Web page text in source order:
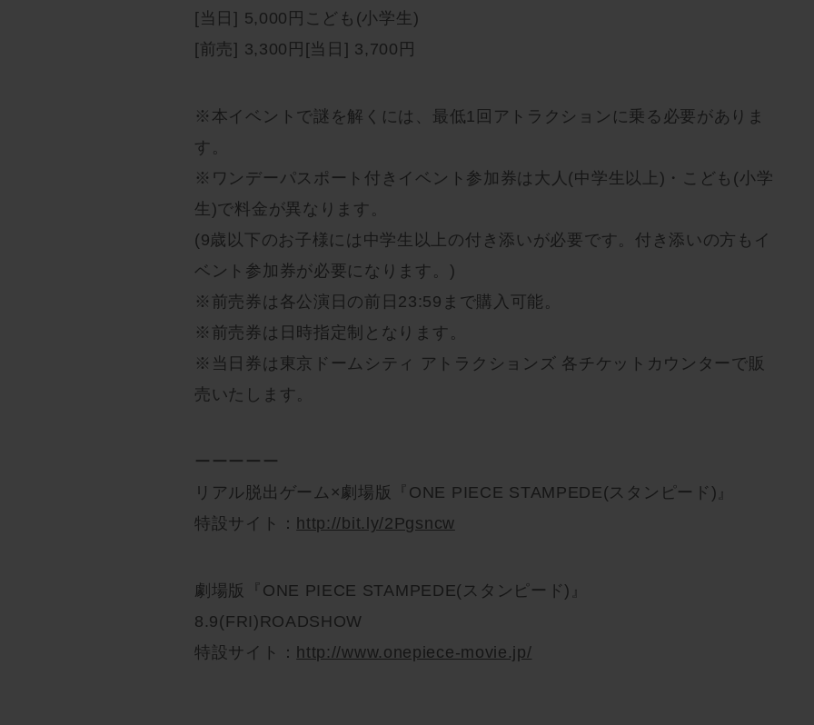
[当日] 5,000円こども(小学生)
[前売] 3,300円[当日] 3,700円
※本イベントで謎を解くには、最低1回アトラクションに乗る必要がありま
す。
※ワンデーパスポート付きイベント参加券は大人(中学生以上)・こども(小学
生)で料金が異なります。
(9歳以下のお子様には中学生以上の付き添いが必要です。付き添いの方もイ
ベント参加券が必要になります。)
※前売券は各公演日の前日23:59まで購入可能。
※前売券は日時指定制となります。
※当日券は東京ドームシティ アトラクションズ 各チケットカウンターで販
売いたします。
ーーーーー
リアル脱出ゲーム×劇場版『ONE PIECE STAMPEDE(スタンピード)』
特設サイト： http://bit.ly/2Pgsncw
劇場版『ONE PIECE STAMPEDE(スタンピード)』
8.9(FRI)ROADSHOW
特設サイト： http://www.onepiece-movie.jp/